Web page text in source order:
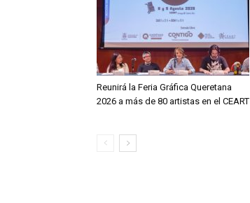
Reunirá la Feria Gráfica Queretana
2026 a más de 80 artistas en el CEART